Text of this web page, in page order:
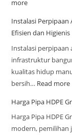
more
Instalasi Perpipaan
Efisien dan Higienis
Instalasi perpipaan
infrastruktur
kualitas hidup
bersih… Read more
Harga Pipa HDPE
Harga Pipa HDPE
modern, pemilihan